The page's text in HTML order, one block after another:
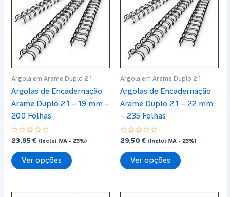
options
may
be
chosen
the
product
page
options
may
be
chosen
the
product
page
Argola em Arame Duplo 2.1
Argolas de Encadernação
Arame Duplo 2:1 – 19 mm –
200 Folhas
Avaliação
de
5
23,95€ (Inclui IVA - 23%)
Ver opções
product
multiple
Argola em Arame Duplo 2.1
Argolas de Encadernação
Arame Duplo 2:1 – 22 mm
– 235 Folhas
Avaliação
de
5
29,50 € (Inclui IVA - 23%)
Ver opções
product
multiple